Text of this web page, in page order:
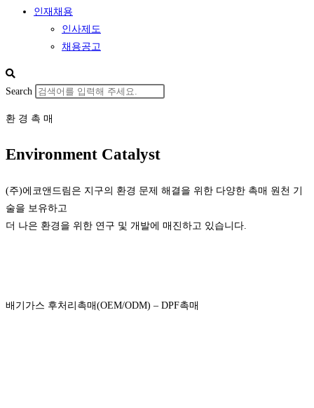
인재채용
인사제도
채용공고
Search
환 경 촉 매
Environment Catalyst
(주)에코앤드림은 지구의 환경 문제 해결을 위한 다양한 촉매 원천 기
술을 보유하고
더 나은 환경을 위한 연구 및 개발에 매진하고 있습니다.
배기가스 후처리촉매(OEM/ODM) – DPF촉매